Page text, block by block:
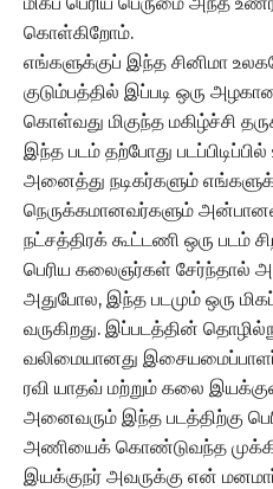
கொள்கிறோம்.
எங்களுக்குப் இந்த சினிமா
குடும்பத்தில் இப்படி ஒரு
கொள்வது மிகுந்த மகிழ்ச்சி
இந்த படம் தற்போது
அனைத்து நடிகர்களும்
நெருக்கமானவர்களும்
நட்சத்திரக் கூட்டணி ஒரு படம்
பெரிய கலைஞர்கள் சேர்ந்தால்
அதுபோல, இந்த படமும் ஒரு
வருகிறது. இப்படத்தின்
வலிமையானது இசையமைப்பாளர்
ரவி யாதவ் மற்றும் கலை
அனைவரும் இந்த படத்திற்கு
அணியைக் கொண்டுவந்த
இயக்குநர் அவருக்கு என்